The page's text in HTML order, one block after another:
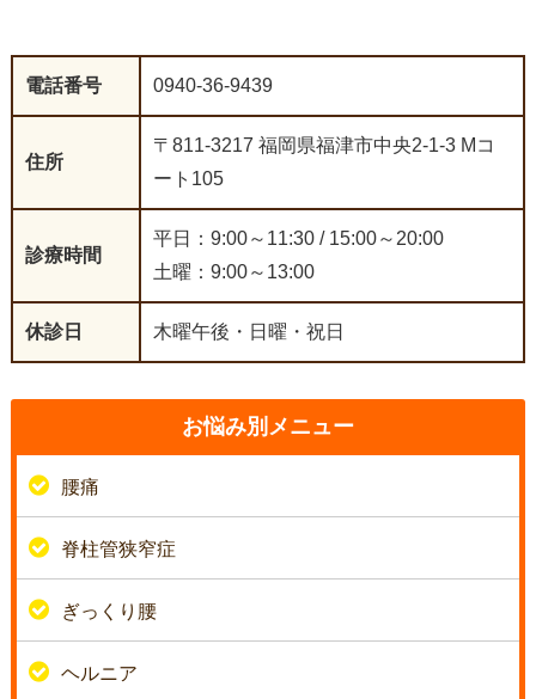
電話番号 0940-36-9439
住所
〒811-3217 福岡県福津市中央2-1-3 Mコ
ート105
診療時間
平日：9:00～11:30 / 15:00～20:00
土曜：9:00～13:00
休診日 木曜午後・日曜・祝日
お悩み別メニュー
腰痛
脊柱管狭窄症
ぎっくり腰
ヘルニア